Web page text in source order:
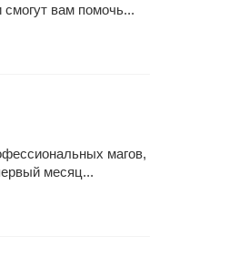
вам помочь...
магов,
месяц...